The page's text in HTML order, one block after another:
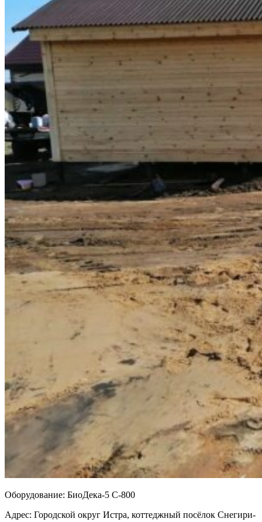
Оборудование: БиоДека-5 С-800
Адрес: Городской округ Истра, коттеджный посёлок Снегири-